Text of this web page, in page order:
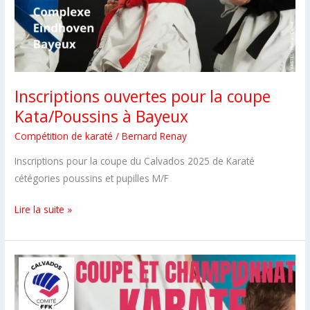
Inscriptions ouvertes pour la coupe
Kata/Poussins à Bayeux
Compétition de karaté /Bernard Renay
Inscriptions pour la coupe du Calvados 2025 de Karaté
cétégories poussins et pupilles M/F
Inscriptions
pour
la
coupe
Kata/Poussins
Lire la suite »